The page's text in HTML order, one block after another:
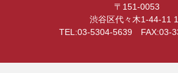
〒151-0053
渋谷区代々木1-44-11
TEL:03-5304-5639 FAX:03-